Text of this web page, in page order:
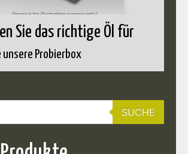
Sie das richtige Öl für
unsere Probierbox
SUCHE